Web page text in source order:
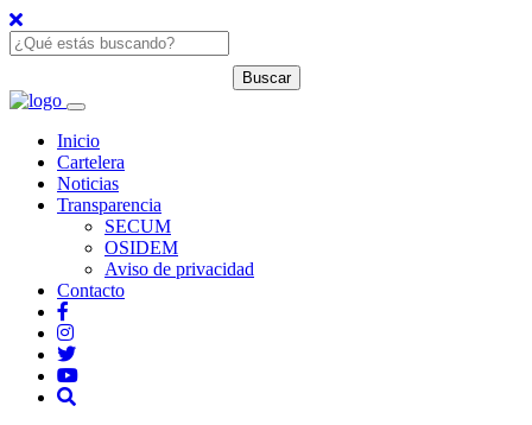
Inicio
Cartelera
Noticias
Transparencia
SECUM
OSIDEM
Aviso de privacidad
Contacto